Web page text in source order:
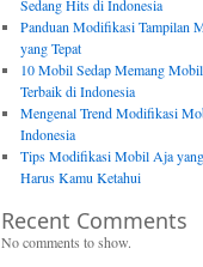
Sedang Hits di Indonesia
Panduan Modifikasi Tampilan
yang Tepat
10 Mobil Sedap Memang Mobil
Terbaik di Indonesia
Mengenal Trend Modifikasi
Indonesia
Tips Modifikasi Mobil Aja yang
Harus Kamu Ketahui
Recent Comments
No comments to show.